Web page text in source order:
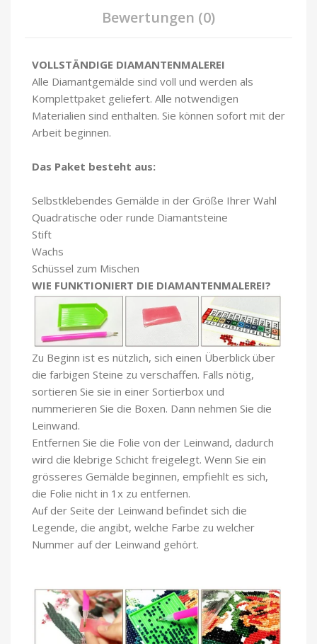
Bewertungen (0)
VOLLSTÄNDIGE DIAMANTENMALEREI
Alle Diamantgemälde sind voll und werden als
Komplettpaket geliefert. Alle notwendigen
Materialien sind enthalten. Sie können sofort mit der
Arbeit beginnen.
Das Paket besteht aus:
Selbstklebendes Gemälde in der Größe Ihrer Wahl
Quadratische oder runde Diamantsteine
Stift
Wachs
Schüssel zum Mischen
WIE FUNKTIONIERT DIE DIAMANTENMALEREI?
Zu Beginn ist es nützlich, sich einen Überblick über
die farbigen Steine zu verschaffen. Falls nötig,
sortieren Sie sie in einer Sortierbox und
nummerieren Sie die Boxen. Dann nehmen Sie die
Leinwand.
Entfernen Sie die Folie von der Leinwand, dadurch
wird die klebrige Schicht freigelegt. Wenn Sie ein
grösseres Gemälde beginnen, empfiehlt es sich,
die Folie nicht in 1x zu entfernen.
Auf der Seite der Leinwand befindet sich die
Legende, die angibt, welche Farbe zu welcher
Nummer auf der Leinwand gehört.